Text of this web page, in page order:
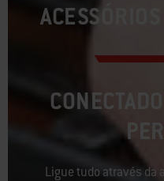
Ligue tudo através da